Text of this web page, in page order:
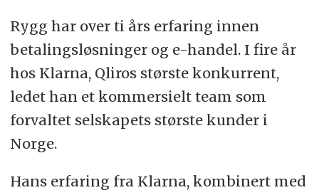
Rygg har over ti års erfaring innen
betalingsløsninger og e-handel. I fire år
hos Klarna, Qliros største konkurrent,
ledet han et kommersielt team som
forvaltet selskapets største kunder i
Norge.
Hans erfaring fra Klarna, kombinert med